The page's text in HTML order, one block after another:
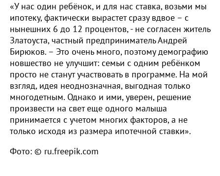
«У нас один ребёнок, и для нас ставка, возьми мы
ипотеку, фактически вырастет сразу вдвое – с
нынешних 6 до 12 процентов, - не согласен житель
Златоуста, частный предприниматель Андрей
Бирюков. – Это очень много, поэтому демографию
новшество не улучшит: семьи с одним ребёнком
просто не станут участвовать в программе. На мой
взгляд, идея неоднозначная, выгодная только
многодетным. Однако и ими, уверен, решение
произвести на свет еще одного малыша
принимается с учетом многих факторов, а не
только исходя из размера ипотечной ставки».
Фото: © ru.freepik.com